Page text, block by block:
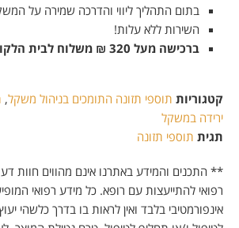
בתום התהליך ליווי והדרכה שמירה על המשקל 12
השירות ללא עלות!
ברכישה מעל 320
₪ משלוח לבית
קטגוריות תוספי תזונה התומכים בניהול משקל,
ירידה במשקל
תגית תוספי תזונה
** התכנים והמידע באתרנו אינם מהווים חוות
רפואי להתייעצות עם רופא. כל מידע רפואי
אינפורמטיבי בלבד ואין לראות בו בדרך כלשהי